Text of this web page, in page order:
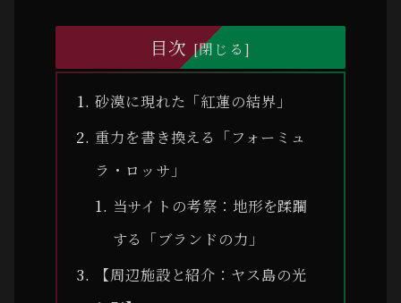
目次
砂漠に現れた「紅蓮の結界」
重力を書き換える「フォーミュ
ラ・ロッサ」
当サイトの考察：地形を蹂躙
する「ブランドの力」
【周辺施設と紹介：ヤス島の光